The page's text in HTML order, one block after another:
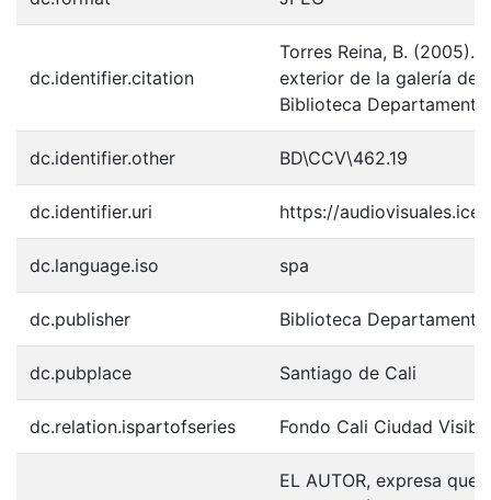
dc.identifier.citation
Torres Reina, B. (2005).
exterior de la galería del
Biblioteca
dc.identifier.other BD\CCV\462.19
dc.identifier.uri https://
dc.language.iso spa
dc.publisher Biblioteca
dc.pubplace Santiago de Cali
dc.relation.ispartofseries Fondo Cali Ciudad
EL AUTOR, expresa